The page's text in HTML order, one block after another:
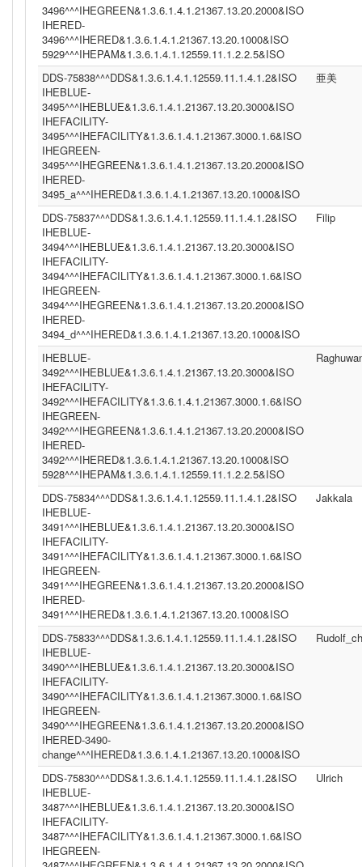
3496^^^IHEGREEN&1.3.6.1.4.1.21367.13.20.2000&ISO
IHERED-
3496^^^IHERED&1.3.6.1.4.1.21367.13.20.1000&ISO
5929^^^IHEPAM&1.3.6.1.4.1.12559.11.1.2.2.5&ISO
DDS-75838^^^DDS&1.3.6.1.4.1.12559.11.1.4.1.2&ISO
IHEBLUE-
3495^^^IHEBLUE&1.3.6.1.4.1.21367.13.20.3000&ISO
IHEFACILITY-
3495^^^IHEFACILITY&1.3.6.1.4.1.21367.3000.1.6&ISO
IHEGREEN-
3495^^^IHEGREEN&1.3.6.1.4.1.21367.13.20.2000&ISO
IHERED-
3495_a^^^IHERED&1.3.6.1.4.1.21367.13.20.1000&ISO
亜美
DDS-75837^^^DDS&1.3.6.1.4.1.12559.11.1.4.1.2&ISO
IHEBLUE-
3494^^^IHEBLUE&1.3.6.1.4.1.21367.13.20.3000&ISO
IHEFACILITY-
3494^^^IHEFACILITY&1.3.6.1.4.1.21367.3000.1.6&ISO
IHEGREEN-
3494^^^IHEGREEN&1.3.6.1.4.1.21367.13.20.2000&ISO
IHERED-
3494_d^^^IHERED&1.3.6.1.4.1.21367.13.20.1000&ISO
Filip
IHEBLUE-
3492^^^IHEBLUE&1.3.6.1.4.1.21367.13.20.3000&ISO
IHEFACILITY-
3492^^^IHEFACILITY&1.3.6.1.4.1.21367.3000.1.6&ISO
IHEGREEN-
3492^^^IHEGREEN&1.3.6.1.4.1.21367.13.20.2000&ISO
IHERED-
3492^^^IHERED&1.3.6.1.4.1.21367.13.20.1000&ISO
5928^^^IHEPAM&1.3.6.1.4.1.12559.11.1.2.2.5&ISO
DDS-75834^^^DDS&1.3.6.1.4.1.12559.11.1.4.1.2&ISO
IHEBLUE-
3491^^^IHEBLUE&1.3.6.1.4.1.21367.13.20.3000&ISO
IHEFACILITY-
3491^^^IHEFACILITY&1.3.6.1.4.1.21367.3000.1.6&ISO
IHEGREEN-
3491^^^IHEGREEN&1.3.6.1.4.1.21367.13.20.2000&ISO
IHERED-
3491^^^IHERED&1.3.6.1.4.1.21367.13.20.1000&ISO
Jakkala
DDS-75833^^^DDS&1.3.6.1.4.1.12559.11.1.4.1.2&ISO
IHEBLUE-
3490^^^IHEBLUE&1.3.6.1.4.1.21367.13.20.3000&ISO
IHEFACILITY-
3490^^^IHEFACILITY&1.3.6.1.4.1.21367.3000.1.6&ISO
IHEGREEN-
3490^^^IHEGREEN&1.3.6.1.4.1.21367.13.20.2000&ISO
IHERED-3490-
change^^^IHERED&1.3.6.1.4.1.21367.13.20.1000&ISO
DDS-75830^^^DDS&1.3.6.1.4.1.12559.11.1.4.1.2&ISO
IHEBLUE-
3487^^^IHEBLUE&1.3.6.1.4.1.21367.13.20.3000&ISO
IHEFACILITY-
3487^^^IHEFACILITY&1.3.6.1.4.1.21367.3000.1.6&ISO
IHEGREEN-
Ulrich